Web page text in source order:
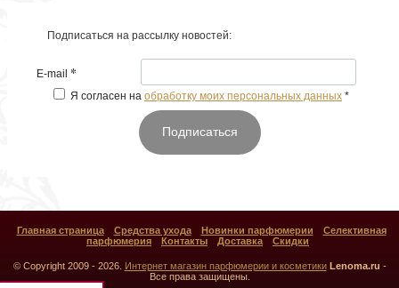
Подписаться на рассылку новостей:
E-mail *
Я согласен на обработку моих персональных данных *
Подписаться
Главная страница Средства ухода Новинки парфюмерии
Селективная
парфюмерия
Контакты Доставка Скидки
© Copyright 2009 - 2026. Интернет магазин парфюмерии и косметики Lenoma.ru -
Все права защищены.